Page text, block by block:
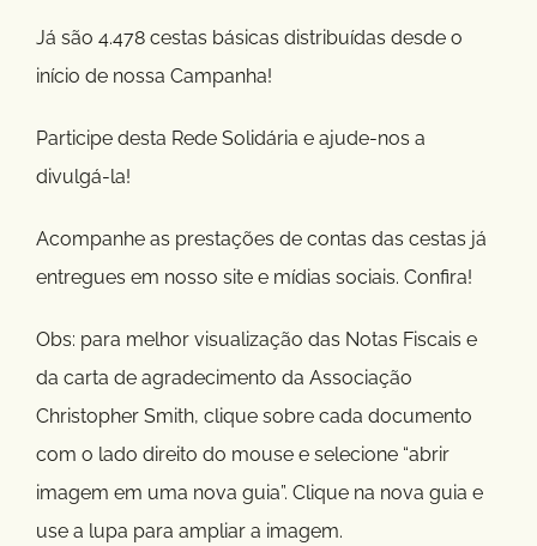
Já são 4.478 cestas básicas distribuídas desde o
início de nossa Campanha!
Participe desta Rede Solidária e ajude-nos a
divulgá-la!
Acompanhe as prestações de contas das cestas já
entregues em nosso site e mídias sociais. Confira!
Obs: para melhor visualização das Notas Fiscais e
da carta de agradecimento da Associação
Christopher Smith, clique sobre cada documento
com o lado direito do mouse e selecione “abrir
imagem em uma nova guia”. Clique na nova guia e
use a lupa para ampliar a imagem.